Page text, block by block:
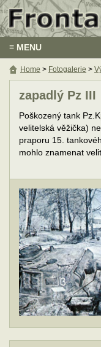
≡ MENU
zapadlý Pz III
Poškozený tank
velitelská věžička)
praporu 15.
mohlo znamenat
Home > Fotogalerie >